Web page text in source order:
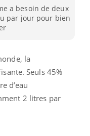
a besoin de deux
par jour pour bien
la
Seuls 45%
d’eau
2 litres par